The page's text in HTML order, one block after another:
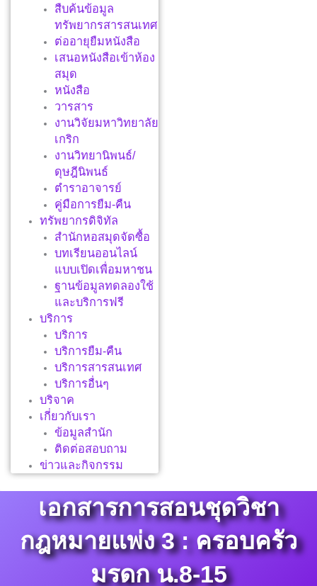
สืบค้นข้อมูล
ทรัพยากรสารสนเทศ
ต่ออายุยืมหนังสือ
เสนอหนังสือเข้าห้อง
สมุด
หนังสือ
วารสาร
งานวิจัยมหาวิทยาลัย
เกริก
งานวิทยานิพนธ์/
ดุษฎีนิพนธ์
ตำราอาจารย์
คู่มือการยืม-คืน
ทรัพยากรดิจิทัล
สำนักหอสมุดจัดซื้อ
บทเรียนออนไลน์
แบบเปิดเพื่อมหาชน
ฐานข้อมูลทดลองใช้
และบริการฟรี
บริการ
บริการ
บริการยืม-คืน
บริการสารสนเทศ
บริการอื่นๆ
บริจาค
เกี่ยวกับเรา
ข้อมูลสำนัก
ติดต่อสอบถาม
ข่าวและกิจกรรม
เอกสารการสอนชุดวิชา
กฎหมายแพ่ง 3 : ครอบครัว
มรดก น.8-15